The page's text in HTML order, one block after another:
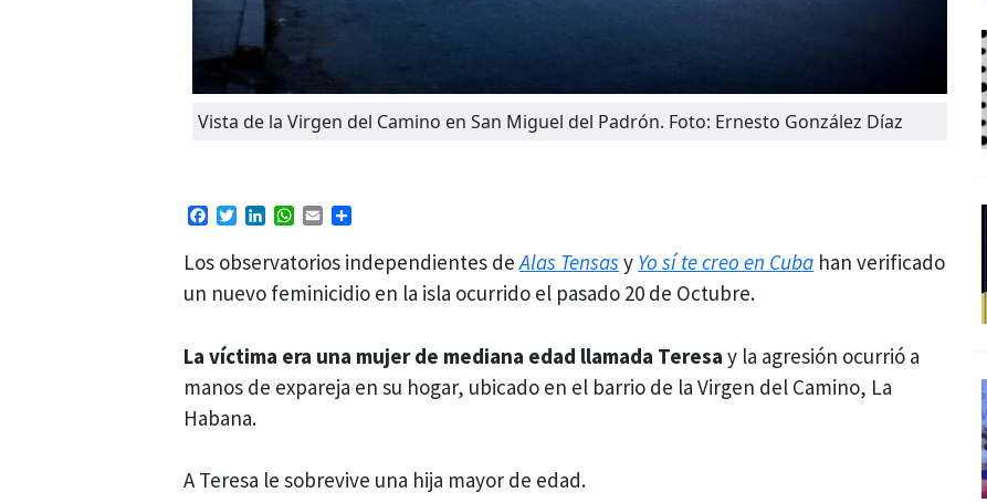
Vista de la Virgen del Camino en San Miguel del Padrón. Foto: Ernesto González Díaz
Facebook
TwitterLinkedIn
WhatsApp
Email
Los observatorios independientes deAlas Tensas y Yo sí te creo en Cuba han verificado
un nuevo feminicidio en la isla ocurrido el pasado 20 de Octubre.
La víctima era una mujer de mediana edad llamada Teresa y la agresión ocurrió a
manos de expareja en su hogar, ubicado en el barrio de la Virgen del Camino, La
Habana.
A Teresa le sobrevive una hija mayor de edad.